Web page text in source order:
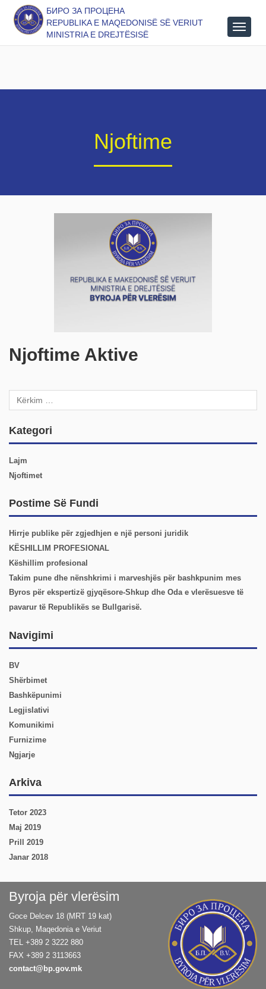
БИРО ЗА ПРОЦЕНА
REPUBLIKA E MAQEDONISË SË VERIUT
MINISTRIA E DREJTËSISË
Njoftime
Njoftime Aktive
Kategori
Lajm
Njoftimet
Postime Së Fundi
Hirrje publike për zgjedhjen e një personi juridik
KËSHILLIM PROFESIONAL
Këshillim profesional
Takim pune dhe nënshkrimi i marveshjës për bashkpunim mes
Byros për ekspertizë gjyqësore-Shkup dhe Oda e vlerësuesve të
pavarur të Republikës se Bullgarisë.
Navigimi
BV
Shërbimet
Bashkëpunimi
Legjislativi
Komunikimi
Furnizime
Ngjarje
Arkiva
Tetor 2023
Maj 2019
Prill 2019
Janar 2018
Byroja për vlerësim
Goce Delcev 18 (MRT 19 kat)
Shkup, Maqedonia e Veriut
TEL +389 2 3222 880
FAX +389 2 3113663
contact@bp.gov.mk